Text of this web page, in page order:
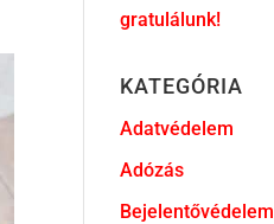
gratulálunk!
KATEGÓRIA
Adatvédelem
Adózás
Bejelentővédelem